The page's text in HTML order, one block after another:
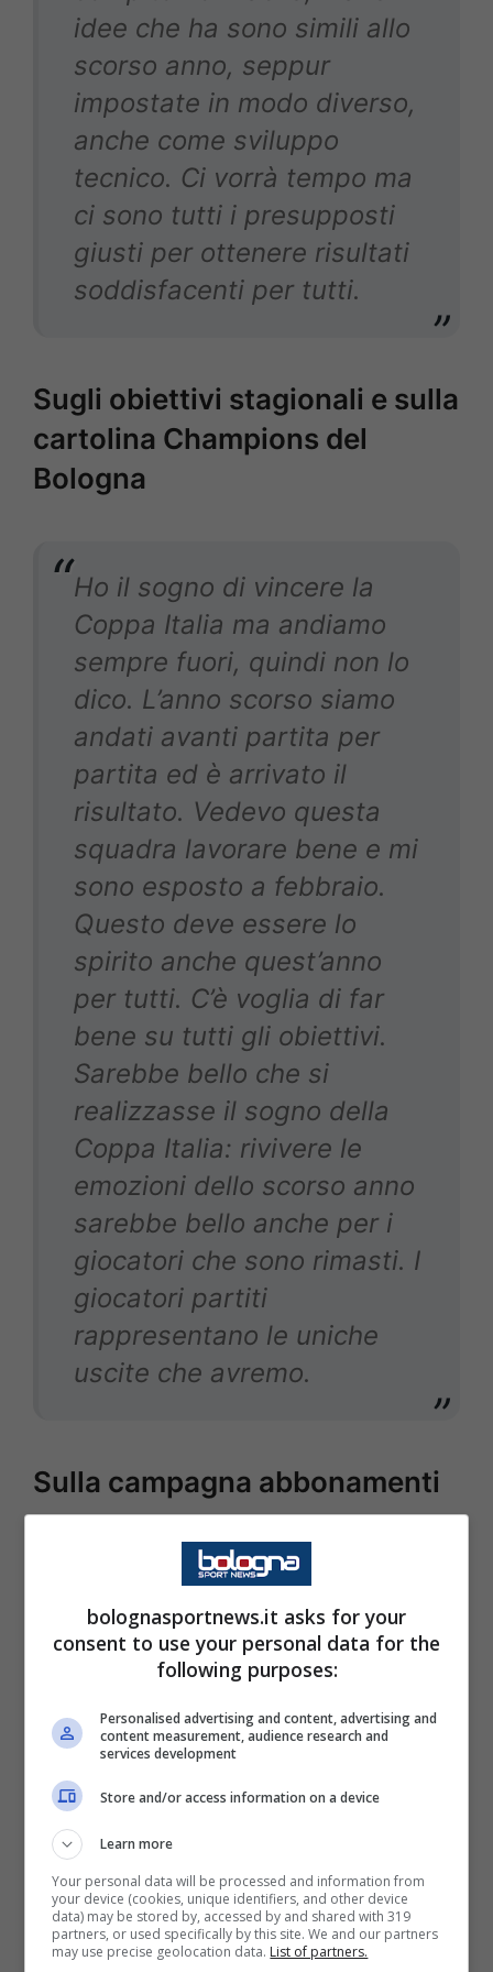
idee che ha sono simili allo
scorso anno, seppur
impostate in modo diverso,
anche come sviluppo
tecnico. Ci vorrà tempo ma
ci sono tutti i presupposti
giusti per ottenere risultati
soddisfacenti per tutti.
Sugli obiettivi stagionali e sulla
cartolina Champions del
Bologna
Ho il sogno di vincere la
Coppa Italia ma andiamo
sempre fuori, quindi non lo
dico. L’anno scorso siamo
andati avanti partita per
partita ed è arrivato il
risultato. Vedevo questa
squadra lavorare bene e mi
sono esposto a febbraio.
Questo deve essere lo
spirito anche quest’anno
per tutti. C’è voglia di far
bene su tutti gli obiettivi.
Sarebbe bello che si
realizzasse il sogno della
Coppa Italia: rivivere le
emozioni dello scorso anno
sarebbe bello anche per i
giocatori che sono rimasti. I
giocatori partiti
rappresentano le uniche
uscite che avremo.
Sulla campagna abbonamenti
Sono ottimi i numeri:
chiuderemo a 20000, in
crescita. Anche i partner ci
arrivano nuovi. Abbiamo
costruito un’altra area
hospitality per
accontentare tutte le
richieste. Stiamo
adeguando sia lo stadio sia
quello di Crespellano per la
bolognasportnews.it asks for your
consent to use your personal data for the
following purposes:
Personalised advertising and content, advertising and
content measurement, audience research and
services development
Store and/or access information on a device
Learn more
Your personal data will be processed and information from
your device (cookies, unique identifiers, and other device
data) may be stored by, accessed by and shared with 319
partners, or used specifically by this site. We and our partners
may use precise geolocation data. List of partners.